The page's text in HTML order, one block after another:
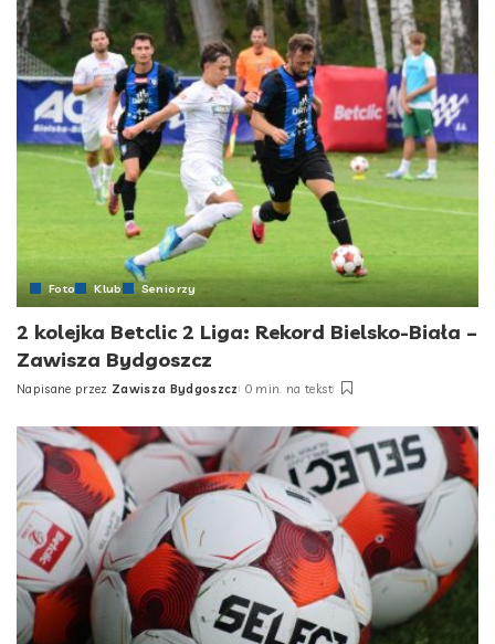
Foto Klub Seniorzy
2 kolejka Betclic 2 Liga: Rekord Bielsko-Biała –
Zawisza Bydgoszcz
Posted
Napisane przez Zawisza Bydgoszcz 0 min. na tekst